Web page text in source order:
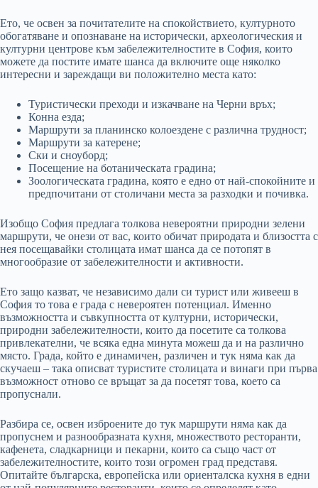
Ето, че освен за почитателите на спокойствието, културното
обогатяване и опознаване на исторически, археологическия и
културни центрове към забележителностите в София, които
можете да постите имате шанса да включите още няколко
интересни и зареждащи ви положително места като:
Туристически преходи и изкачване на Черни връх;
Конна езда;
Маршрути за планинско колоездене с различна трудност;
Маршрути за катерене;
Ски и сноуборд;
Посещение на ботаническата градина;
Зоологическата градина, която е едно от най-спокойните и
предпочитани от столичани места за разходки и почивка.
Изобщо София предлага толкова невероятни природни зелени
маршрути, че онези от вас, които обичат природата и близостта с
нея посещавайки столицата имат шанса да се потопят в
многообразие от забележителности и активности.
Ето защо казват, че независимо дали си турист или живееш в
София то това е града с невероятен потенциал. Именно
възможността и съвкупността от културни, исторически,
природни забележителности, които да посетите са толкова
привлекателни, че всяка една минута можеш да и на различно
място. Града, който е динамичен, различен и тук няма как да
скучаеш – така описват туристите столицата и винаги при първа
възможност отново се връщат за да посетят това, което са
пропуснали.
Разбира се, освен изброените до тук маршрути няма как да
пропуснем и разнообразната кухня, множеството ресторанти,
кафенета, сладкарници и пекарни, които са също част от
забележителностите, които този огромен град представя.
Опитайте българска, европейска или ориенталска кухня в едни